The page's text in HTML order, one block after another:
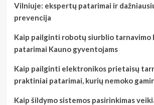
Vilniuje: ekspertų patarimai ir
prevencija
Kaip pailginti robotų siurblio tarnavimo
patarimai Kauno gyventojams
Kaip pailginti elektronikos prietaisų
praktiniai patarimai, kurių nemoko
Kaip šildymo sistemos pasirinkimas